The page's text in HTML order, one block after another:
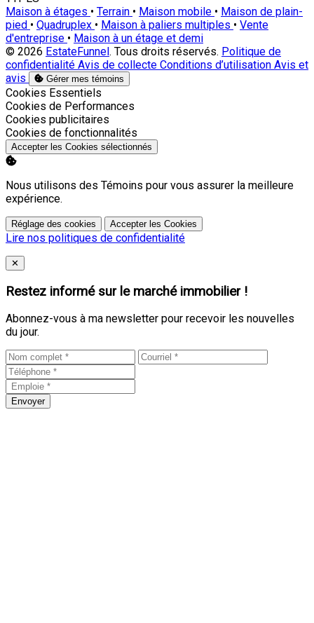
Maison à étages • Terrain • Maison mobile • Maison de plain-
pied • Quadruplex • Maison à paliers multiples • Vente
d'entreprise • Maison à un étage et demi
© 2026 EstateFunnel. Tous droits réservés. Politique de
confidentialité Avis de collecte Conditions d’utilisation Avis et
avis
Gérer mes témoins
Activer
Cookies Essentiels
Activer
Cookies de Performances
Activer
Cookies publicitaires
Activer
Cookies de fonctionnalités
Accepter les Cookies sélectionnés
Nous utilisons des Témoins pour vous assurer la meilleure
expérience.
Réglage des cookies Accepter les Cookies
Lire nos politiques de confidentialité
Close
✕
Restez informé sur le marché immobilier !
Abonnez-vous à ma newsletter pour recevoir les nouvelles
du jour.
Envoyer